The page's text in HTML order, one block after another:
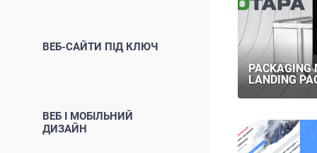
ВЕБ І МОБІЛЬНИЙ
ДИЗАЙН
ВЕБ-САЙТИ ПІД КЛЮЧ
PACKAGING
LANDING